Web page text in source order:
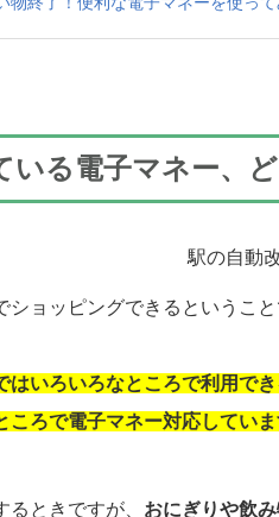
いる電子マネー、
ショッピングできるというこ
はいろいろなところで利用で
ころで電子マネー対応していま
るときですが、 おにぎりや飲